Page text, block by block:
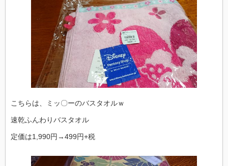
こちらは、ミッ〇ーのバスタオルｗ
速乾ふんわりバスタオル
定価は1,990円→499円+税